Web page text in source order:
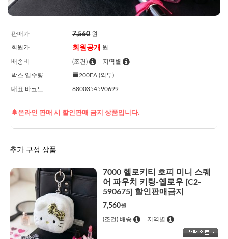
판매가 7,560원
회원가 회원공개 원
배송비 (조건) 지역별
박스 입수량 200EA (외부)
대표 바코드 8800354590699
온라인 판매 시 할인판매 금지 상품입니다.
추가 구성 상품
7000 헬로키티 호피 미니 스퀘
어 파우치 키링-옐로우 [C2-
590675] 할인판매금지
7,560원
(조건) 배송 지역별